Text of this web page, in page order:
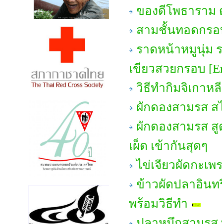
ของดีโพธาราม
สามชั้นทอดกร
ราดหน้าหมูนุ่ม
เขียวสวยกรอบ
วิธีทำกิมจิเกาห
ผักดองสามรส
ผักดองสามรส
เผ็ด เข้ากันสุดๆ
ไข่เจียวผัดกะเพ
ข้าวผัดปลาอินท
พร้อมวิธีทำ